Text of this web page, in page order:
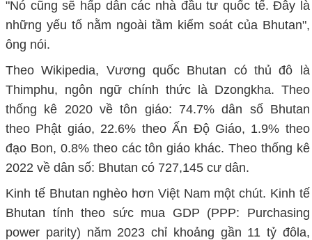
"Nó cũng sẽ hấp dẫn các nhà đầu tư quốc tế. Đây là
những yếu tố nằm ngoài tầm kiểm soát của Bhutan",
ông nói.
Theo Wikipedia, Vương quốc Bhutan có thủ đô là
Thimphu, ngôn ngữ chính thức là Dzongkha. Theo
thống kê 2020 về tôn giáo: 74.7% dân số Bhutan
theo Phật giáo, 22.6% theo Ấn Độ Giáo, 1.9% theo
đạo Bon, 0.8% theo các tôn giáo khác. Theo thống kê
2022 về dân số: Bhutan có 727,145 cư dân.
Kinh tế Bhutan nghèo hơn Việt Nam một chút. Kinh tế
Bhutan tính theo sức mua GDP (PPP: Purchasing
power parity) năm 2023 chỉ khoảng gần 11 tỷ đôla,